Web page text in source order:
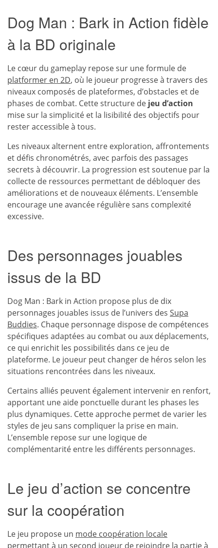
Dog Man : Bark in Action fidèle
à la BD originale
Le cœur du gameplay repose sur une formule de
platformer en 2D, où le joueur progresse à travers des
niveaux composés de plateformes, d’obstacles et de
phases de combat. Cette structure de jeu d’action
mise sur la simplicité et la lisibilité des objectifs pour
rester accessible à tous.
Les niveaux alternent entre exploration, affrontements
et défis chronométrés, avec parfois des passages
secrets à découvrir. La progression est soutenue par la
collecte de ressources permettant de débloquer des
améliorations et de nouveaux éléments. L’ensemble
encourage une avancée régulière sans complexité
excessive.
Des personnages jouables
issus de la BD
Dog Man : Bark in Action propose plus de dix
personnages jouables issus de l’univers des Supa
Buddies. Chaque personnage dispose de compétences
spécifiques adaptées au combat ou aux déplacements,
ce qui enrichit les possibilités dans ce jeu de
plateforme. Le joueur peut changer de héros selon les
situations rencontrées dans les niveaux.
Certains alliés peuvent également intervenir en renfort,
apportant une aide ponctuelle durant les phases les
plus dynamiques. Cette approche permet de varier les
styles de jeu sans compliquer la prise en main.
L’ensemble repose sur une logique de
complémentarité entre les différents personnages.
Le jeu d’action se concentre
sur la coopération
Le jeu propose un mode coopération locale
permettant à un second joueur de rejoindre la partie à